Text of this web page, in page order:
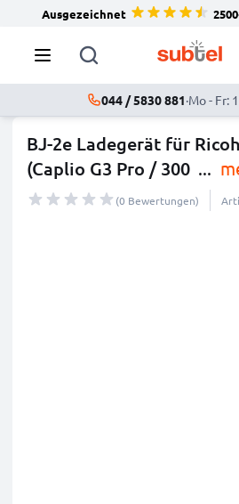
Ausgezeichnet
044 / 5830 881·Mo - Fr:
BJ-2e Ladegerät für
(Caplio G3 Pro / 300 ...
(0 Bewertungen)